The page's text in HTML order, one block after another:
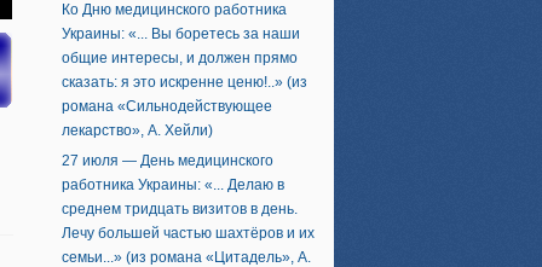
Ко Дню медицинского работника
Украины: «... Вы боретесь за наши
общие интересы, и должен прямо
сказать: я это искренне ценю!..» (из
романа «Сильнодействующее
лекарство», А. Хейли)
27 июля — День медицинского
работника Украины: «... Делаю в
среднем тридцать визитов в день.
Лечу большей частью шахтёров и их
семьи...» (из романа «Цитадель», А.